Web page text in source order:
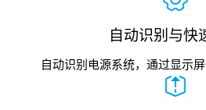
自动识别与快
自动识别电源系统，通过显示